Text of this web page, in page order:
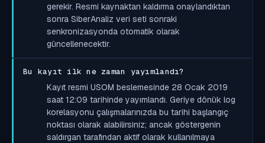
gerekir. Resmi kaynaktan kaldırma onaylandıktan
sonra SiberAnaliz veri seti sonraki
senkronizasyonda otomatik olarak
güncellenecektir.
Bu kayıt ilk ne zaman yayımlandı?
Kayıt resmi USOM beslemesinde 28 Ocak 2019
saat 12:09 tarihinde yayımlandı. Geriye dönük log
korelasyonu çalışmalarınızda bu tarihi başlangıç
noktası olarak alabilirsiniz; ancak göstergenin
saldırgan tarafından aktif olarak kullanılmaya